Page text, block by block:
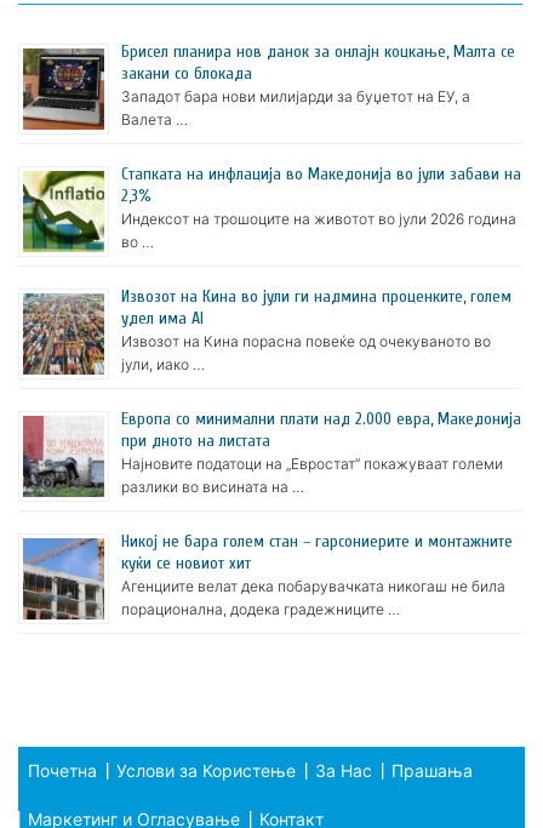
Брисел планира нов данок за онлајн коцкање, Малта се
закани со блокада
Западот бара нови милијарди за буџетот на ЕУ, а
Валета …
Стапката на инфлација во Македонија во јули забави на
2,3%
Индексот на трошоците на животот во јули 2026 година
во …
Извозот на Кина во јули ги надмина проценките, голем
удел има AI
Извозот на Кина порасна повеќе од очекуваното во
јули, иако …
Европа со минимални плати над 2.000 евра, Македонија
при дното на листата
Најновите податоци на „Евростат“ покажуваат големи
разлики во висината на …
Никој не бара голем стан – гарсониерите и монтажните
куќи се новиот хит
Агенциите велат дека побарувачката никогаш не била
порационална, додека градежниците …
Почетна Услови за Користење За Нас Прашања
Маркетинг и Огласување Контакт